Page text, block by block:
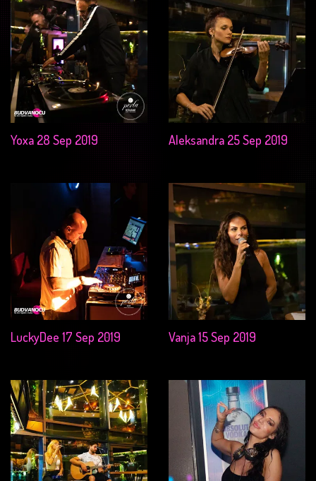
Yoxa 28 Sep 2019 Aleksandra 25 Sep 2019
LuckyDee 17 Sep 2019 Vanja 15 Sep 2019